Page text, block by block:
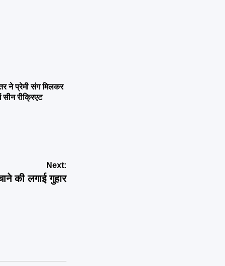
ने प्रेमी संग मिलकर
रीक्रिएट
Next:
की लगाई गुहार